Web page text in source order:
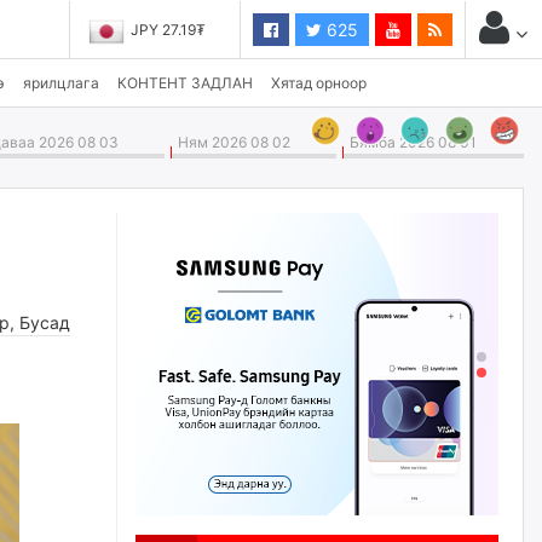
JPY 27.19₮ 625
ярилцлага КОНТЕНТ ЗАДЛАН Хятад орноор
2026 08 03 Ням 2026 08 02 Бямба 2026 08 01
, Бусад